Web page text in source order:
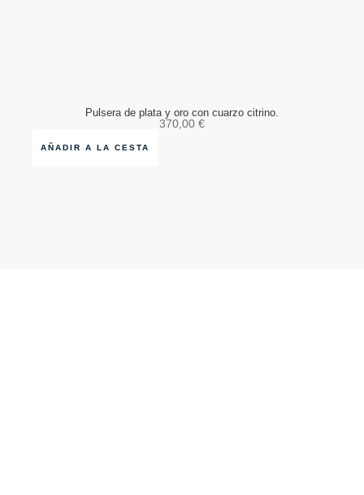
Pulsera de plata y oro con cuarzo citrino.
370,00 €
AÑADIR A LA CESTA